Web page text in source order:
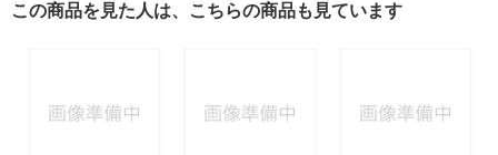
この商品を見た人は、こちらの商品も見ています